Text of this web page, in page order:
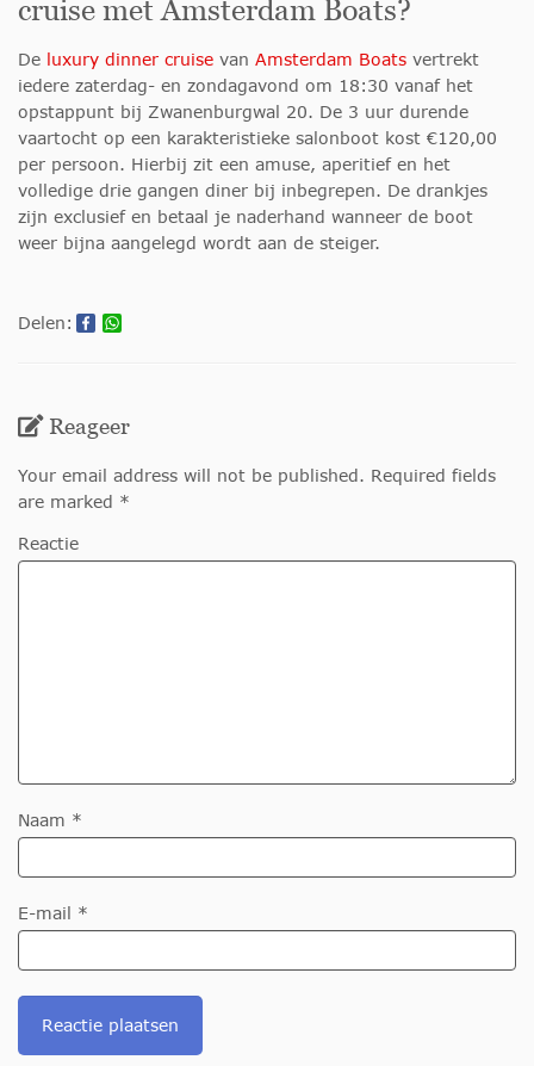
cruise met Amsterdam Boats?
De luxury dinner cruise van Amsterdam Boats vertrekt
iedere zaterdag- en zondagavond om 18:30 vanaf het
opstappunt bij Zwanenburgwal 20. De 3 uur durende
vaartocht op een karakteristieke salonboot kost €120,00
per persoon. Hierbij zit een amuse, aperitief en het
volledige drie gangen diner bij inbegrepen. De drankjes
zijn exclusief en betaal je naderhand wanneer de boot
weer bijna aangelegd wordt aan de steiger.
Delen:
Reageer
Your email address will not be published. Required fields
are marked *
Reactie
Naam *
E-mail *